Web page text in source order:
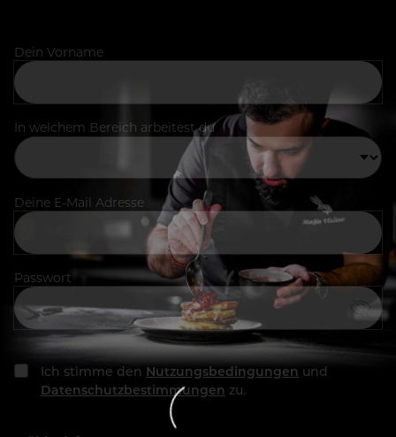
Dein Vorname
In welchem Bereich arbeitest du
Deine E-Mail Adresse
Passwort
Ich stimme den Nutzungsbedingungen und
Datenschutzbestimmungen zu.